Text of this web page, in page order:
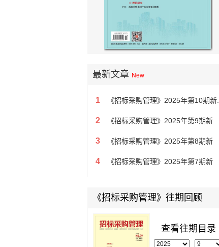
最新文章 New
1 《招标采购管理》2025年第10期新..
2 《招标采购管理》2025年第9期新
3 《招标采购管理》2025年第8期新
4 《招标采购管理》2025年第7期新
《招标采购管理》往期回顾
查看往期目录